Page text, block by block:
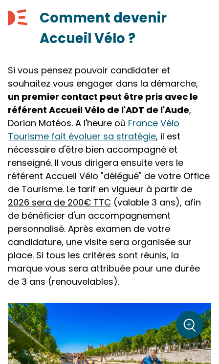
Comment devenir
Accueil Vélo ?
Si vous pensez pouvoir candidater et
souhaitez vous engager dans la démarche,
un premier contact peut être pris avec le
référent Accueil Vélo de l'ADT de l'Aude,
Dorian Matéos. A l'heure où France Vélo
Tourisme fait évoluer sa stratégie, il est
nécessaire d'être bien accompagné et
renseigné. Il vous dirigera ensuite vers le
référent Accueil Vélo "délégué" de votre Office
de Tourisme. Le tarif en vigueur à partir de
2026 sera de 200€ TTC (valable 3 ans), afin
de bénéficier d'un accompagnement
personnalisé. Après examen de votre
candidature, une visite sera organisée sur
place. Si tous les critères sont réunis, la
marque vous sera attribuée pour une durée
de 3 ans (renouvelables).
Zoom
+
sur la